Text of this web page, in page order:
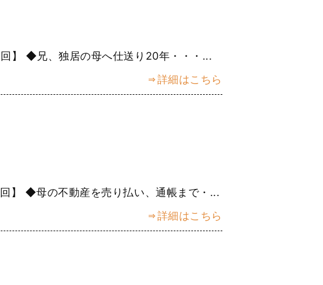
】 ◆兄、独居の母へ仕送り20年・・・...
詳細はこちら
】 ◆母の不動産を売り払い、通帳まで・...
詳細はこちら